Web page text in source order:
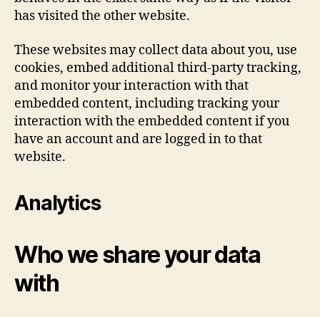
has visited the other website.
These websites may collect data about you, use
cookies, embed additional third-party tracking,
and monitor your interaction with that
embedded content, including tracking your
interaction with the embedded content if you
have an account and are logged in to that
website.
Analytics
Who we share your data
with